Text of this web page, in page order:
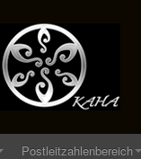
Postleitzahlenbereich